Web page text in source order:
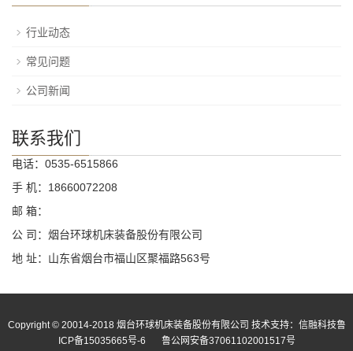
行业动态
常见问题
公司新闻
联系我们
电话：0535-6515866
手 机：18660072208
邮 箱：
公 司：烟台环球机床装备股份有限公司
地 址：山东省烟台市福山区聚福路563号
Copyright © 20014-2018 烟台环球机床装备股份有限公司 技术支持：信融科技鲁
ICP备15035665号-6
鲁公网安备37061102001517号